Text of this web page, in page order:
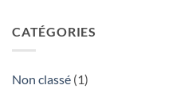
CATÉGORIES
Non classé (1)